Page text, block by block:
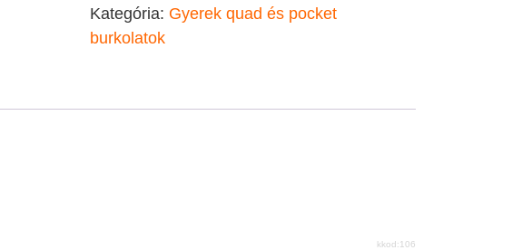
quantity
Kategória: Gyerek quad és pocket
burkolatok
kkod:106